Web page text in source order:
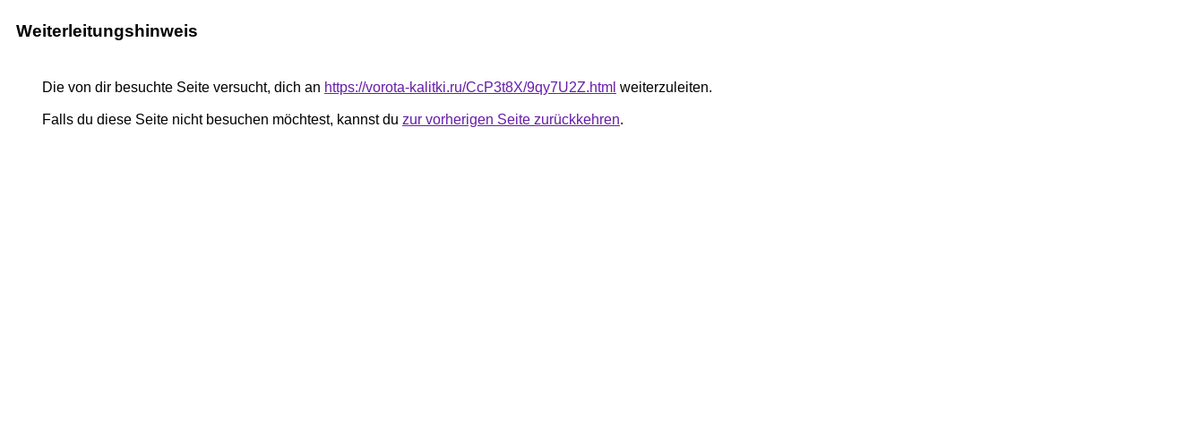
Weiterleitungshinweis
Die von dir besuchte Seite versucht, dich an https://vorota-kalitki.ru/CcP3t8X/9qy7U2Z.html weiterzuleiten.
Falls du diese Seite nicht besuchen möchtest, kannst du zur vorherigen Seite zurückkehren.